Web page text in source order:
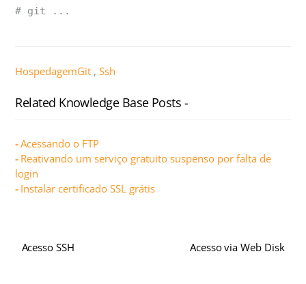
# git ...
HospedagemGit ,Ssh
Related Knowledge Base Posts -
Acessando o FTP
Reativando um serviço gratuito suspenso por falta de
login
Instalar certificado SSL grátis
Acesso SSH Acesso via Web Disk